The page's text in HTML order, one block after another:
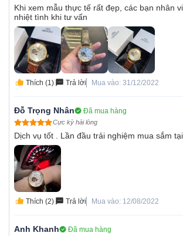
Khi xem mẫu thực tế rất đẹp, các bạn nhân
nhiệt tình khi tư vấn
Thích (1) Trả lời Mua vào: 31/12/2022
Đỗ Trọng Nhân Đã mua hàng
Cực kỳ hài lòng
Dịch vụ tốt . Lần đầu trải nghiệm mua sắm tại
Thích (2) Trả lời Mua vào: 12/08/2022
Anh Khanh Đã mua hàng